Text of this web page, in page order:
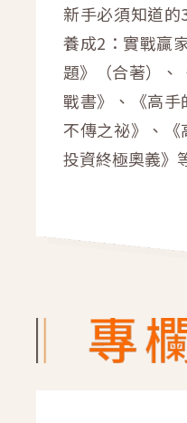
新手必須知道
養成2：實戰贏
題》（合著）、
戰書》、《高
不傳之祕》、《
投資終極奧義》